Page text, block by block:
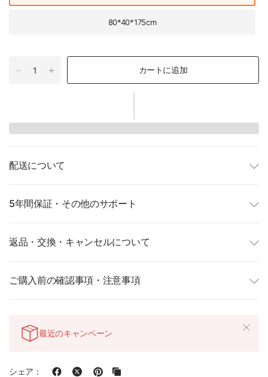
80*40*175cm
カートに追加
配送について
5年間保証・その他のサポート
返品・交換・キャンセルについて
ご購入前の確認事項・注意事項
最近のキャンペーン
シェア：